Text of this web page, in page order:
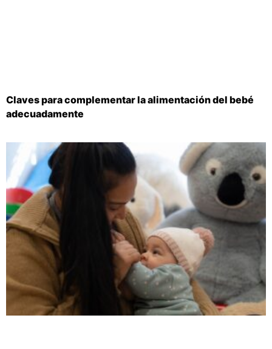
Claves para complementar la alimentación del bebé
adecuadamente